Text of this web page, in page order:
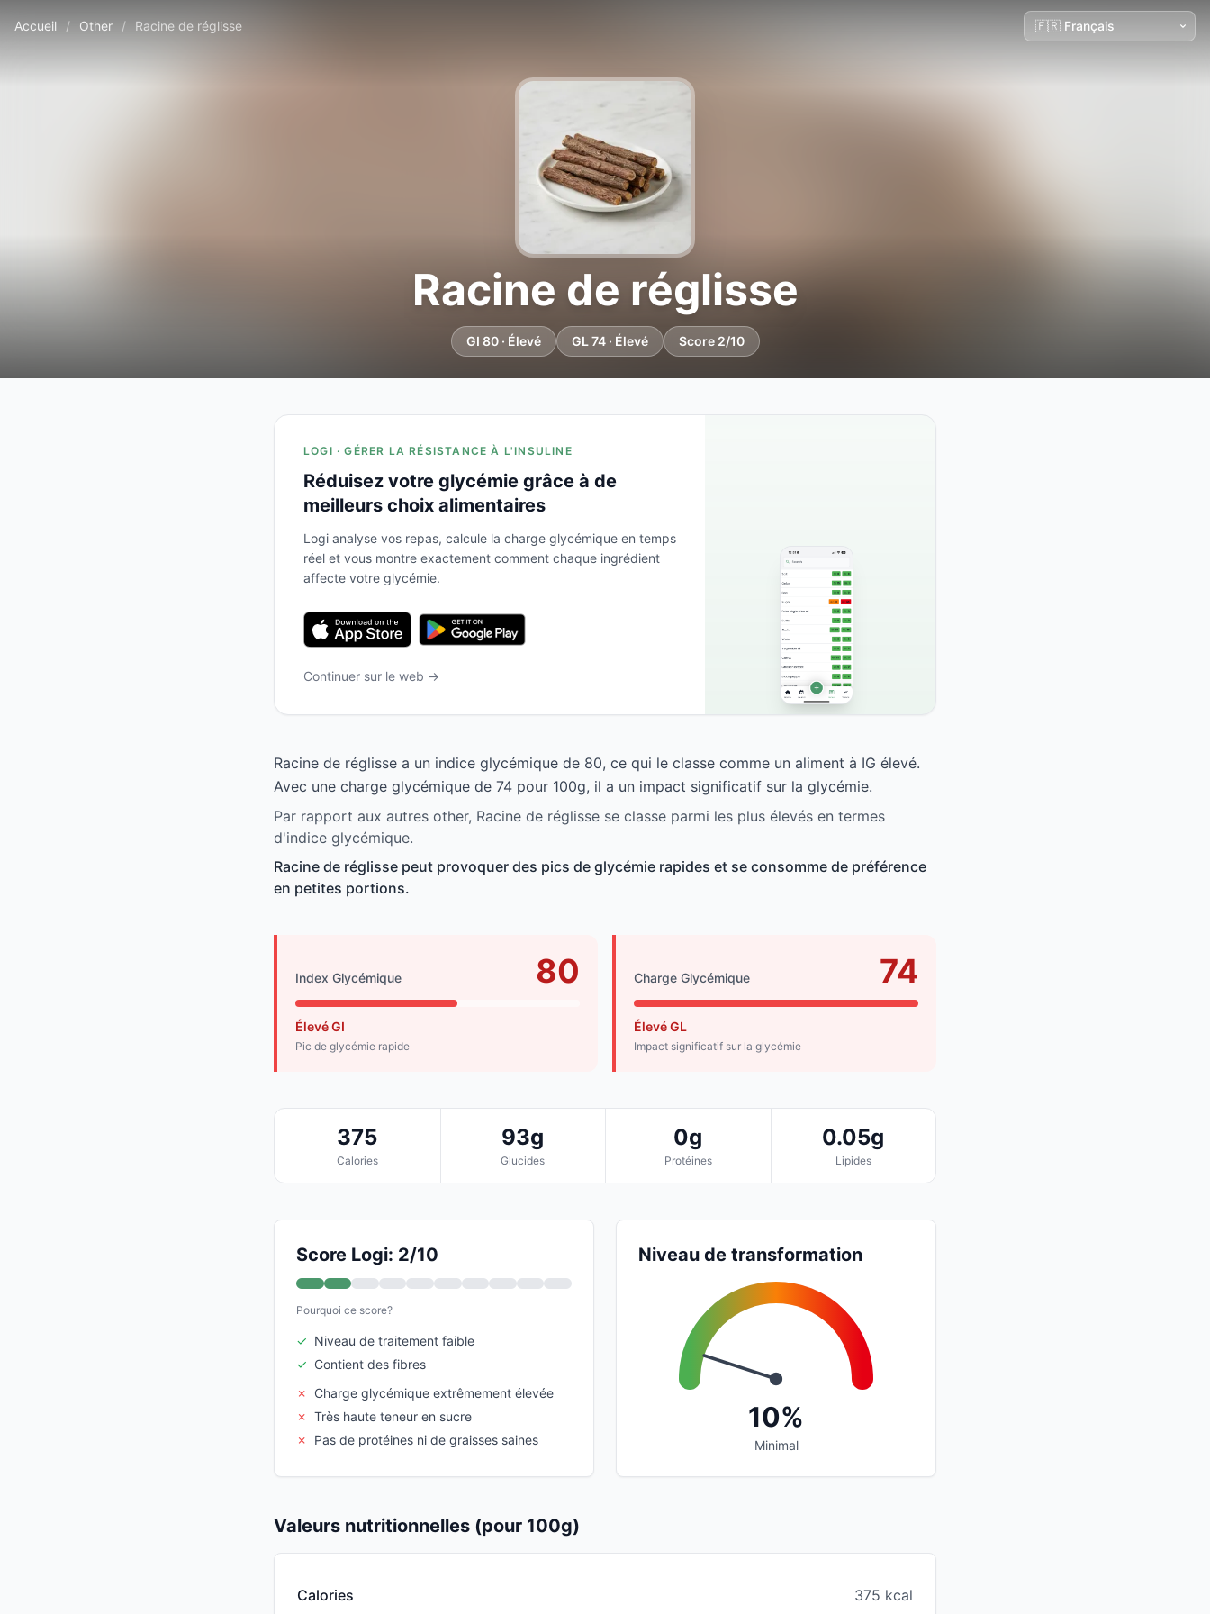
Accueil / Other / Racine de réglisse
Racine de réglisse
GI 80 · Élevé GL 74 · Élevé Score 2/10
LOGI · GÉRER LA RÉSISTANCE À L'INSULINE
Réduisez votre glycémie grâce à de
meilleurs choix alimentaires
Logi analyse vos repas, calcule la charge glycémique en temps
réel et vous montre exactement comment chaque ingrédient
affecte votre glycémie.
Continuer sur le web →
Racine de réglisse a un indice glycémique de 80, ce qui le classe comme un aliment à IG élevé.
Avec une charge glycémique de 74 pour 100g, il a un impact significatif sur la glycémie.
Par rapport aux autres other, Racine de réglisse se classe parmi les plus élevés en termes
d'indice glycémique.
Racine de réglisse peut provoquer des pics de glycémie rapides et se consomme de préférence
en petites portions.
Index Glycémique 80
Élevé GI
Pic de glycémie rapide
Charge Glycémique 74
Élevé GL
Impact significatif sur la glycémie
375
Calories
93g
Glucides
0g
Protéines
0.05g
Lipides
Score Logi: 2/10
Pourquoi ce score?
✓ Niveau de traitement faible
✓ Contient des fibres
✗
Charge glycémique extrêmement élevée
✗ Très haute teneur en sucre
✗
Pas de protéines ni de graisses saines
Niveau de transformation
10%
Minimal
Valeurs nutritionnelles (pour 100g)
Calories 375 kcal